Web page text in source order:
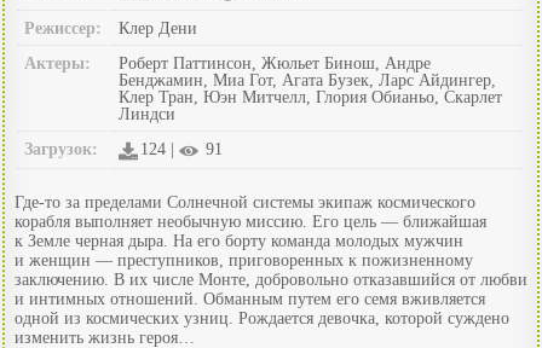
Режиссер:
Клер Дени
Актеры:
Роберт Паттинсон, Жюльет Бинош, Андре
Бенджамин, Миа Гот, Агата Бузек, Ларс Айдингер,
Клер Тран, Юэн Митчелл, Глория Обианьо, Скарлет
Линдси
Загрузок:
124 | 91
Где-то за пределами Солнечной системы экипаж космического
корабля выполняет необычную миссию. Его цель — ближайшая
к Земле черная дыра. На его борту команда молодых мужчин
и женщин — преступников, приговоренных к пожизненному
заключению. В их числе Монте, добровольно отказавшийся от любви
и интимных отношений. Обманным путем его семя вживляется
одной из космических узниц. Рождается девочка, которой суждено
изменить жизнь героя…